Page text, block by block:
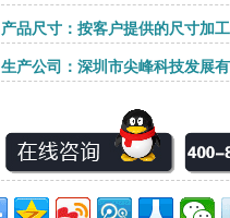
产品尺寸：按客户提供的尺寸加工
生产公司：深圳市尖峰科技发展